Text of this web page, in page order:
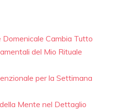
Domenicale Cambia Tutto
del Mio Rituale
per la Settimana
Mente nel Dettaglio